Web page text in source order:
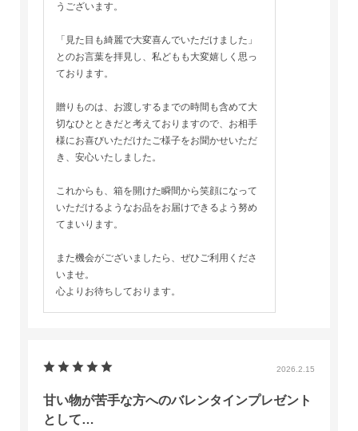
うございます。
「見た目も綺麗で大変喜んでいただけました」
とのお言葉を拝見し、私どもも大変嬉しく思っ
ております。
贈りものは、お渡しするまでの時間も含めて大
切なひとときだと考えておりますので、お相手
様にお喜びいただけたご様子をお聞かせいただ
き、安心いたしました。
これからも、箱を開けた瞬間から笑顔になって
いただけるようなお品をお届けできるよう努め
てまいります。
また機会がございましたら、ぜひご利用くださ
いませ。
心よりお待ちしております。
2026.2.15
甘い物が苦手な方へのバレンタインプレゼント
として…